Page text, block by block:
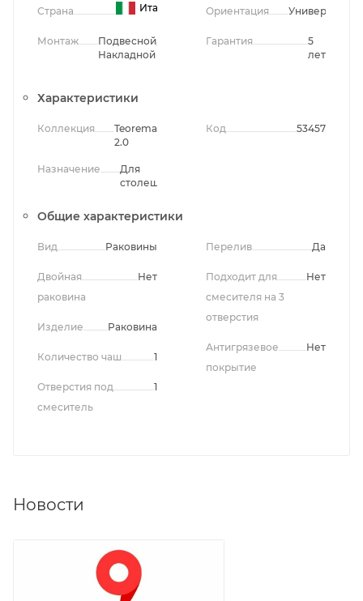
Страна Италия
Монтаж
Подвесной,
Накладной
Ориентация
Гарантия
5
лет
Характеристики
Коллекция
Teorema
2.0
Назначение
Для
столешницы
Код 53457
Общие характеристики
Вид Раковины
Двойная
раковина
Нет
Изделие Раковина
Количество чаш 1
Отверстия под
смеситель
1
Перелив Да
Подходит для
смесителя на 3
отверстия
Нет
Антигрязевое
покрытие
Нет
Новости